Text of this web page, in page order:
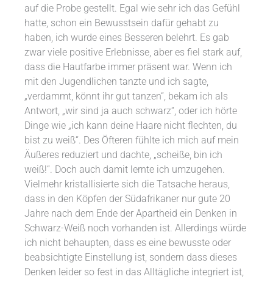
auf die Probe gestellt. Egal wie sehr ich das Gefühl
hatte, schon ein Bewusstsein dafür gehabt zu
haben, ich wurde eines Besseren belehrt. Es gab
zwar viele positive Erlebnisse, aber es fiel stark auf,
dass die Hautfarbe immer präsent war. Wenn ich
mit den Jugendlichen tanzte und ich sagte,
„verdammt, könnt ihr gut tanzen“, bekam ich als
Antwort, „wir sind ja auch schwarz“, oder ich hörte
Dinge wie „ich kann deine Haare nicht flechten, du
bist zu weiß“. Des Öfteren fühlte ich mich auf mein
Äußeres reduziert und dachte, „scheiße, bin ich
weiß!“. Doch auch damit lernte ich umzugehen.
Vielmehr kristallisierte sich die Tatsache heraus,
dass in den Köpfen der Südafrikaner nur gute 20
Jahre nach dem Ende der Apartheid ein Denken in
Schwarz-Weiß noch vorhanden ist. Allerdings würde
ich nicht behaupten, dass es eine bewusste oder
beabsichtigte Einstellung ist, sondern dass dieses
Denken leider so fest in das Alltägliche integriert ist,